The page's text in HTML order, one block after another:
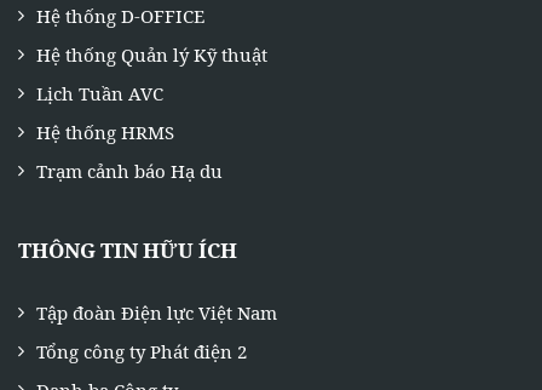
Hệ thống D-OFFICE
Hệ thống Quản lý Kỹ thuật
Lịch Tuần AVC
Hệ thống HRMS
Trạm cảnh báo Hạ du
THÔNG TIN HỮU ÍCH
Tập đoàn Điện lực Việt Nam
Tổng công ty Phát điện 2